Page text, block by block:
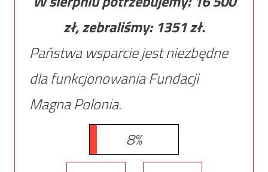
zł, zebraliśmy: 1351zł.
Państwa wsparcie jest niezbędne
dla funkcjonowania Fundacji
Magna Polonia.
8%